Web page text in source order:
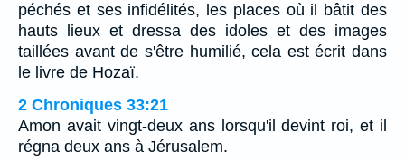
péchés et ses infidélités, les places où il bâtit des
hauts lieux et dressa des idoles et des images
taillées avant de s'être humilié, cela est écrit dans
le livre de Hozaï.
2 Chroniques 33:21
Amon avait vingt-deux ans lorsqu'il devint roi, et il
régna deux ans à Jérusalem.